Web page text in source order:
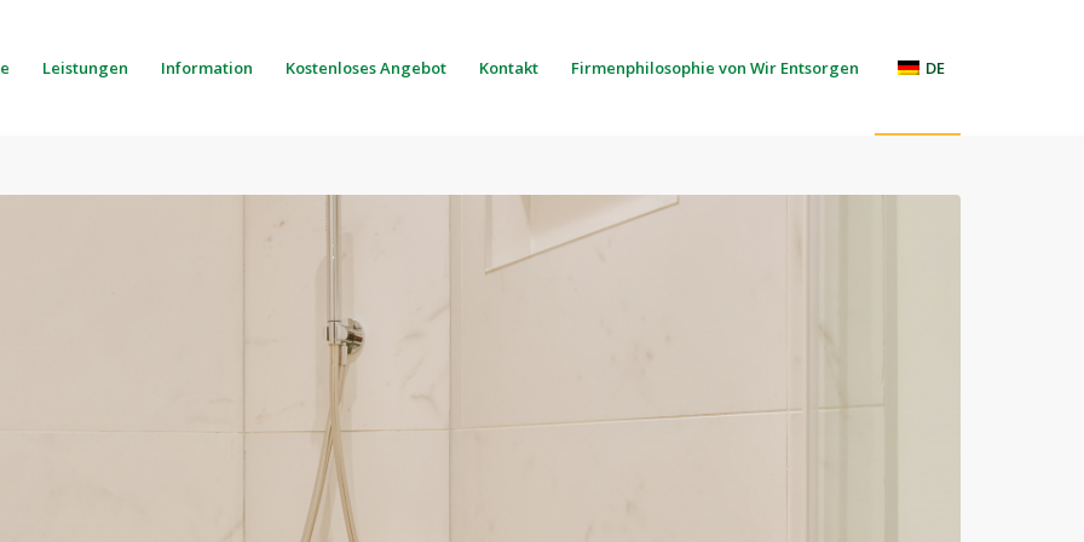
Leistungen Information Kostenloses Angebot Kontakt Firmenphilosophie von Wir Entsorgen DE